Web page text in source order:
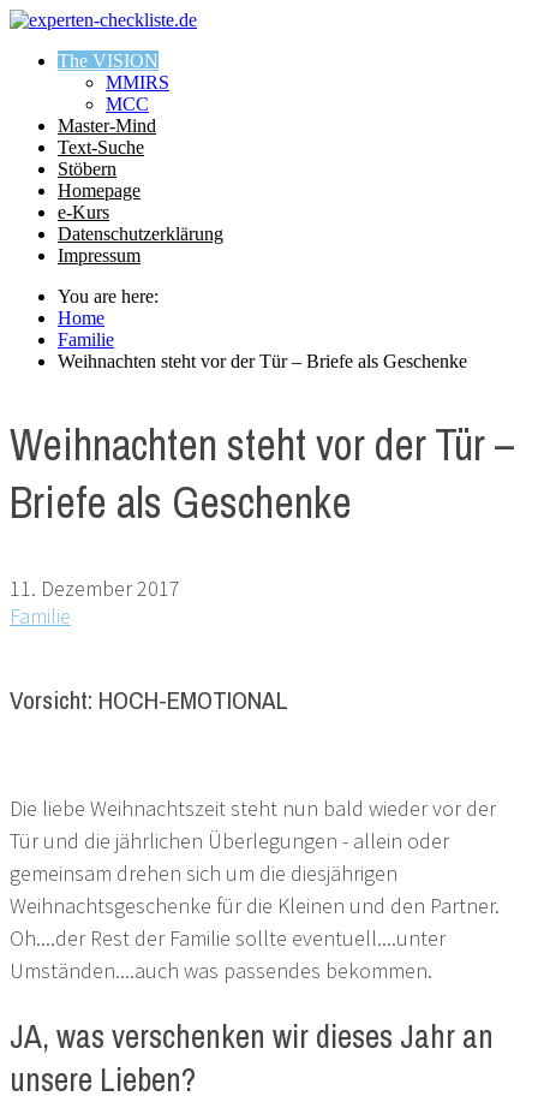
The VISION
MMIRS
MCC
Master-Mind
Text-Suche
Stöbern
Homepage
e-Kurs
Datenschutzerklärung
Impressum
You are here:
Home
Familie
Weihnachten steht vor der Tür – Briefe als Geschenke
Weihnachten steht vor der Tür –
Briefe als Geschenke
11. Dezember 2017
Familie
Vorsicht: HOCH-EMOTIONAL
Die liebe Weihnachtszeit steht nun bald wieder vor der
Tür und die jährlichen Überlegungen - allein oder
gemeinsam drehen sich um die diesjährigen
Weihnachtsgeschenke für die Kleinen und den Partner.
Oh....der Rest der Familie sollte eventuell....unter
Umständen....auch was passendes bekommen.
JA, was verschenken wir dieses Jahr an
unsere Lieben?